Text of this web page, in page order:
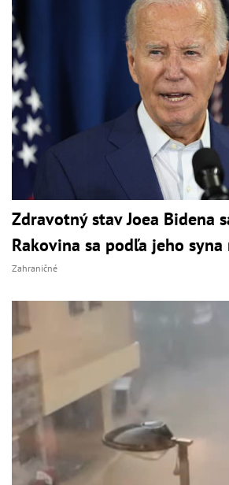
Zdravotný stav Joea Bidena
Rakovina sa podľa jeho
Zahraničné